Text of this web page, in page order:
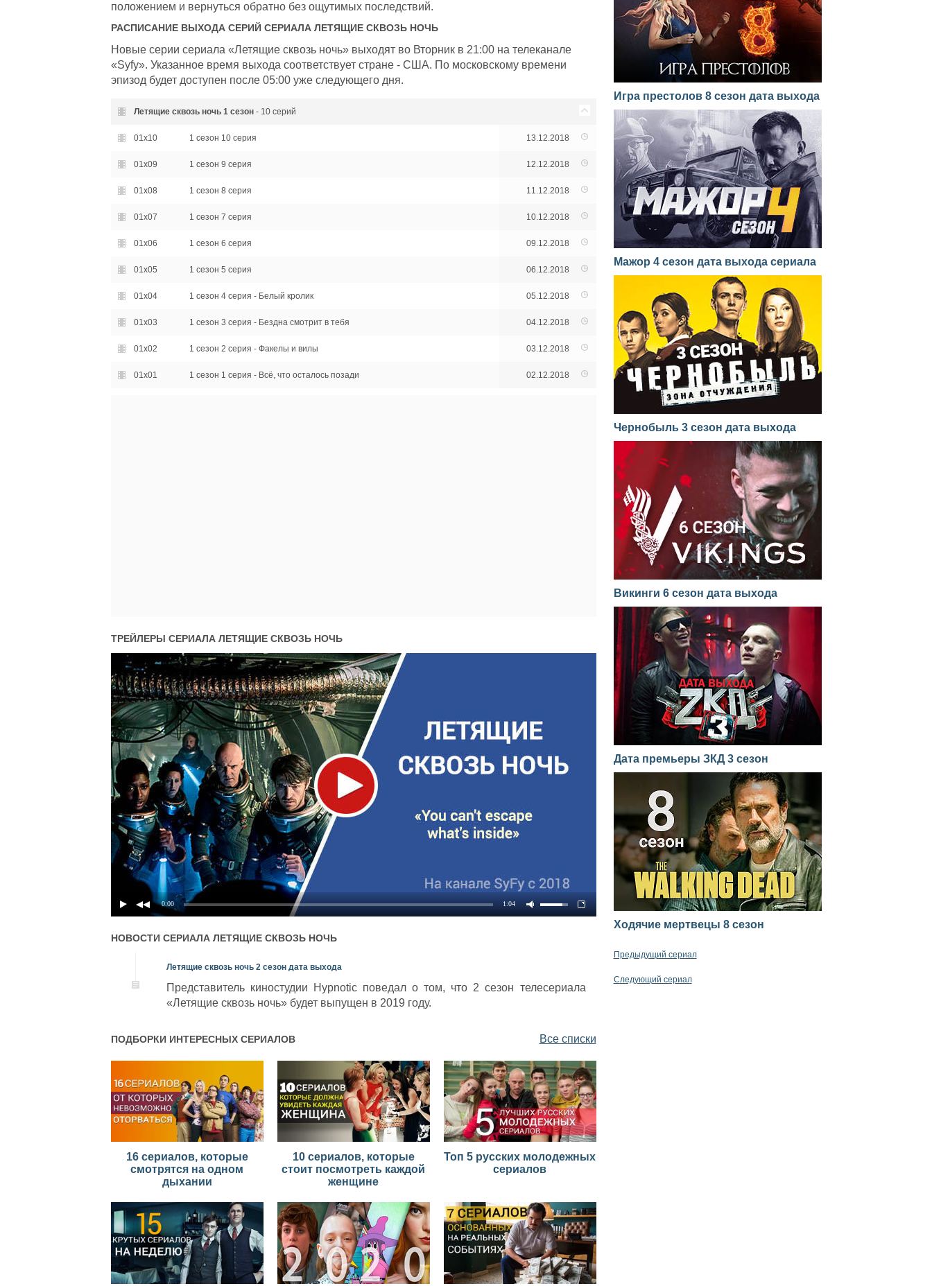
положением и вернуться обратно без ощутимых последствий.
РАСПИСАНИЕ ВЫХОДА СЕРИЙ СЕРИАЛА ЛЕТЯЩИЕ СКВОЗЬ НОЧЬ
Новые серии сериала «Летящие сквозь ночь» выходят во Вторник в 21:00 на телеканале
«Syfy». Указанное время выхода соответствует стране - США. По московскому времени
эпизод будет доступен после 05:00 уже следующего дня.
Летящие сквозь ночь 1 сезон- 10 серий
01x10 1 сезон 10 серия 13.12.2018
01x09 1 сезон 9 серия 12.12.2018
01x08 1 сезон 8 серия 11.12.2018
01x07 1 сезон 7 серия 10.12.2018
01x06 1 сезон 6 серия 09.12.2018
01x05 1 сезон 5 серия 06.12.2018
01x04 1 сезон 4 серия - Белый кролик 05.12.2018
01x03 1 сезон 3 серия - Бездна смотрит в тебя 04.12.2018
01x02 1 сезон 2 серия - Факелы и вилы 03.12.2018
01x01 1 сезон 1 серия - Всё, что осталось позади 02.12.2018
ТРЕЙЛЕРЫ СЕРИАЛА ЛЕТЯЩИЕ СКВОЗЬ НОЧЬ
0:00 1:04
НОВОСТИ СЕРИАЛА ЛЕТЯЩИЕ СКВОЗЬ НОЧЬ
Летящие сквозь ночь 2 сезон дата выхода
Представитель киностудии Hypnotic поведал о том, что 2 сезон телесериала
«Летящие сквозь ночь» будет выпущен в 2019 году.
ПОДБОРКИ ИНТЕРЕСНЫХ СЕРИАЛОВ Все списки
16 сериалов, которые
смотрятся на одном
дыхании
10 сериалов, которые
стоит посмотреть каждой
женщине
Топ 5 русских молодежных
сериалов
Игра престолов 8 сезон дата выхода
Мажор 4 сезон дата выхода сериала
Чернобыль 3 сезон дата выхода
Викинги 6 сезон дата выхода
Дата премьеры ЗКД 3 сезон
Ходячие мертвецы 8 сезон
Предыдущий сериал
Следующий сериал